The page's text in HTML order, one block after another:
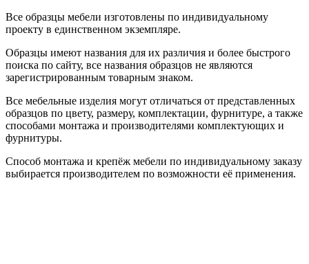
Все образцы мебели изготовлены по индивидуальному
проекту в единственном экземпляре.
Образцы имеют названия для их различия и более быстрого
поиска по сайту, все названия образцов не являются
зарегистрированным товарным знаком.
Все мебельные изделия могут отличаться от представленных
образцов по цвету, размеру, комплектации, фурнитуре, а также
способами монтажа и производителями комплектующих и
фурнитуры.
Способ монтажа и крепёж мебели по индивидуальному заказу
выбирается производителем по возможности её применения.